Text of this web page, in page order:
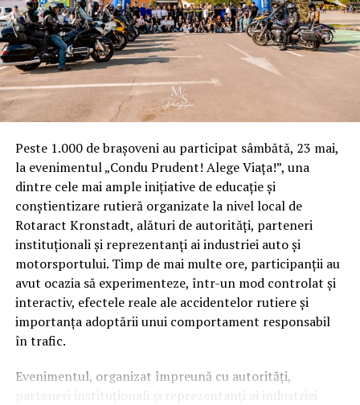
Peste 1.000 de brașoveni au participat sâmbătă, 23 mai,
la evenimentul „Condu Prudent! Alege Viața!”, una
dintre cele mai ample inițiative de educație și
conștientizare rutieră organizate la nivel local de
Rotaract Kronstadt, alături de autorități, parteneri
instituționali și reprezentanți ai industriei auto și
motorsportului. Timp de mai multe ore, participanții au
avut ocazia să experimenteze, într-un mod controlat și
interactiv, efectele reale ale accidentelor rutiere și
importanța adoptării unui comportament responsabil
în trafic.
Evenimentul, organizat împreună cu autorități,
parteneri instituționali și reprezentanți ai industriei